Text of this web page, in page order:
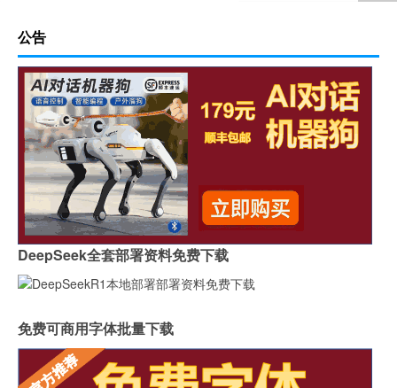
公告
DeepSeek全套部署资料免费下载
免费可商用字体批量下载